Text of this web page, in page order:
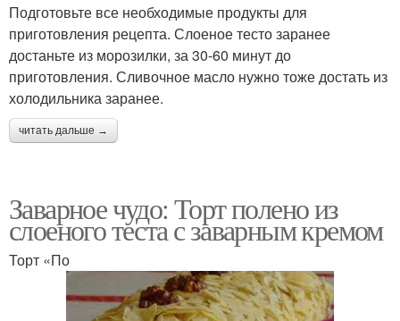
Подготовьте все необходимые продукты для
приготовления рецепта. Слоеное тесто заранее
достаньте из морозилки, за 30-60 минут до
приготовления. Сливочное масло нужно тоже достать из
холодильника заранее.
читать дальше →
Заварное чудо: Торт полено из
слоеного теста с заварным кремом
Торт «По